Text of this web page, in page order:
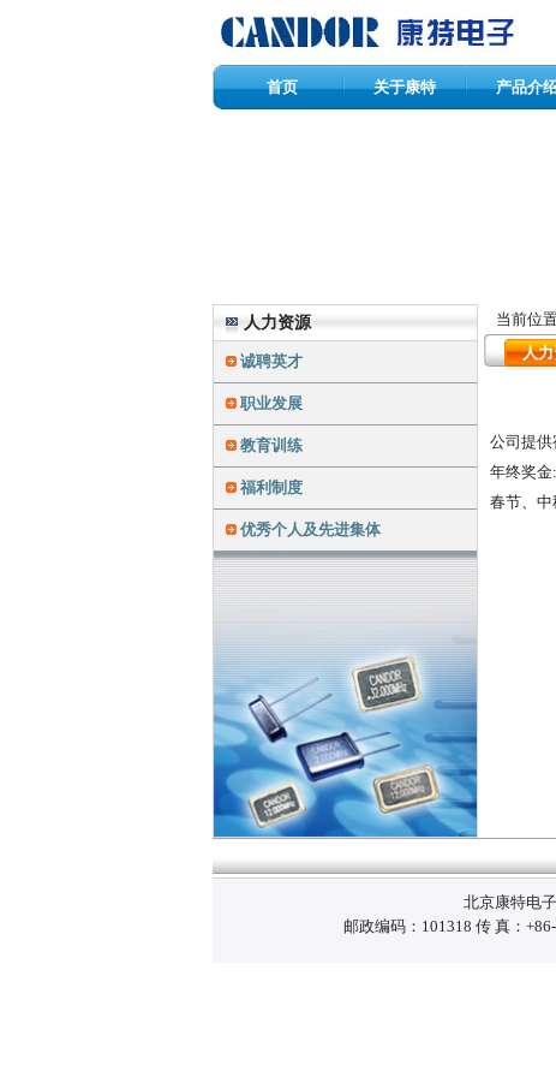
首页 关于康特 产品介
人力资源
诚聘英才
职业发展
教育训练
福利制度
优秀个人及先进集体
当前位
人
公司提
年终奖金
春节、中
北京康特电
邮政编码：101318 传 真：